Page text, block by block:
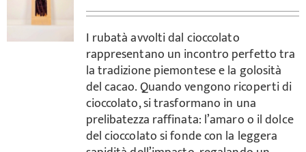
I rubatà avvolti dal cioccolato
rappresentano un incontro perfetto tra
la tradizione piemontese e la golosità
del cacao. Quando vengono ricoperti di
cioccolato, si trasformano in una
prelibatezza raffinata: l’amaro o il dolce
del cioccolato si fonde con la leggera